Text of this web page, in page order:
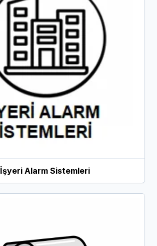
İşyeri Alarm Sistemleri